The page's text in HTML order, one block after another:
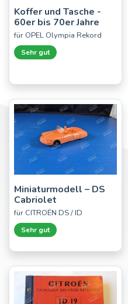
Koffer und Tasche -
60er bis 70er Jahre
für OPEL Olympia Rekord
Sehr gut
Miniaturmodell – DS
Cabriolet
für CITROËN DS / ID
Sehr gut